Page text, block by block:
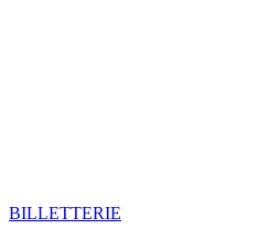
BILLETTERIE